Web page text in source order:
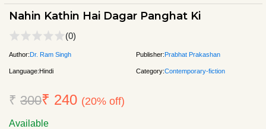
Nahin Kathin Hai Dagar Panghat Ki
(0)
Author:Dr. Ram Singh Publisher:Prabhat Prakashan
Language:Hindi Category:Contemporary-fiction
₹ 300₹ 240 (20% off)
Available